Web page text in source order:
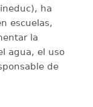
ha
escuelas,
la
agua, el uso
de